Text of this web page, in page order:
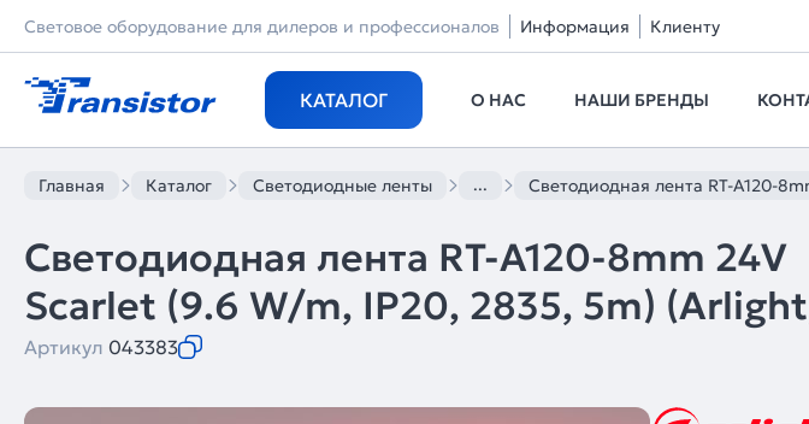
Световое оборудование для дилеров и профессионалов Информация Клиенту
КАТАЛОГ О НАС НАШИ БРЕНДЫ
Главная Каталог Светодиодные ленты ... Светодиодная лента RT-A120-
Светодиодная лента RT-A120-8mm 24V
Scarlet (9.6 W/m, IP20, 2835, 5m)
Артикул 043383